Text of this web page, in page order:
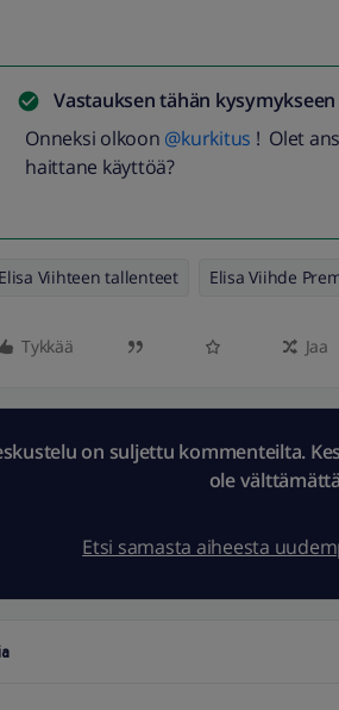
Vastauksen tähän
Onneksi olkoon @kurkitus ! Olet
haittane käyttöä?
Elisa Viihteen tallenteet Elisa Viihde
Tykkää Jaa
on suljettu kommenteilta.
ole
Etsi samasta aiheesta